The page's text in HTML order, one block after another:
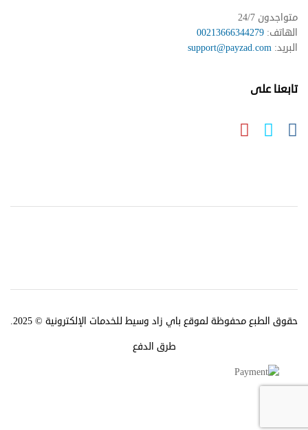
متواجدون 24/7
الهاتف: 00213666344279
البريد: support@payzad.com
تابعنا على
حقوق الطبع محفوظة لموقع باي زاد وسيط للخدمات الإلكترونية © 2025.
طرق الدفع